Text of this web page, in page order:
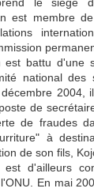
est membre
est battu d'une
national des
2004,
de
de fraudes
à
de son fils,
est d'ailleurs
En mai